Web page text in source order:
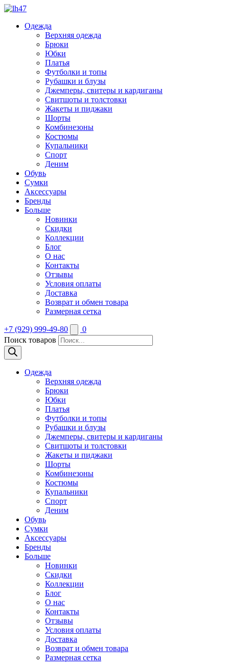
Одежда
Верхняя одежда
Брюки
Юбки
Платья
Футболки и топы
Рубашки и блузы
Джемперы, свитеры и кардиганы
Свитшоты и толстовки
Жакеты и пиджаки
Шорты
Комбинезоны
Костюмы
Купальники
Спорт
Деним
Обувь
Сумки
Аксессуары
Бренды
Больше
Новинки
Скидки
Коллекции
Блог
О нас
Контакты
Отзывы
Условия оплаты
Доставка
Возврат и обмен товара
Размерная сетка
+7 (929) 999-49-80
0
Поиск товаров
Одежда
Верхняя одежда
Брюки
Юбки
Платья
Футболки и топы
Рубашки и блузы
Джемперы, свитеры и кардиганы
Свитшоты и толстовки
Жакеты и пиджаки
Шорты
Комбинезоны
Костюмы
Купальники
Спорт
Деним
Обувь
Сумки
Аксессуары
Бренды
Больше
Новинки
Скидки
Коллекции
Блог
О нас
Контакты
Отзывы
Условия оплаты
Доставка
Возврат и обмен товара
Размерная сетка